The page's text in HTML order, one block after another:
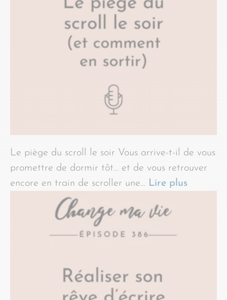
Le piège du scroll le soir Vous arrive-t-il de vous
promettre de dormir tôt… et de vous retrouver
encore en train de scroller une… Lire plus